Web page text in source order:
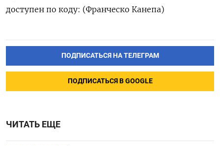
доступен по коду: (Франческо Канепа)
ПОДПИСАТЬСЯ НА ТЕЛЕГРАМ
ПОДПИСАТЬСЯ В GOOGLE
ЧИТАТЬ ЕЩЕ